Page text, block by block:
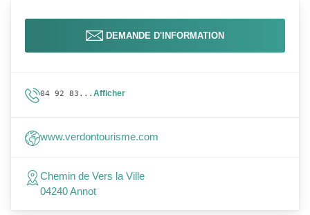
DEMANDE D'INFORMATION
04 92 83... Afficher
www.verdontourisme.com
Chemin de Vers la Ville
04240 Annot